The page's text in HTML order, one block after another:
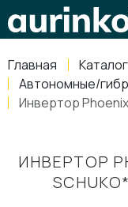
Главная Каталог
Автономные/
Инвертор
ИНВЕРТОР
Россия,
8-800-770-79-40